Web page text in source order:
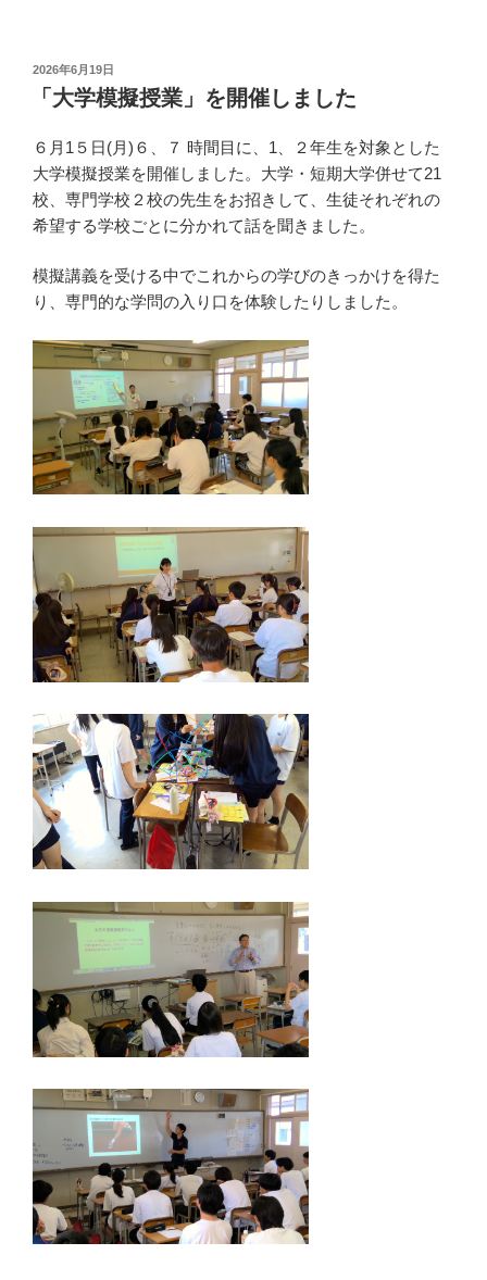
投
2026年6月19日
「大学模擬授業」を開催しました
６月1５日(月)６、７ 時間目に、1、２年生を対象とした
大学模擬授業を開催しました。大学・短期大学併せて21
校、専門学校２校の先生をお招きして、生徒それぞれの
希望する学校ごとに分かれて話を聞きました。
模擬講義を受ける中でこれからの学びのきっかけを得た
り、専門的な学問の入り口を体験したりしました。